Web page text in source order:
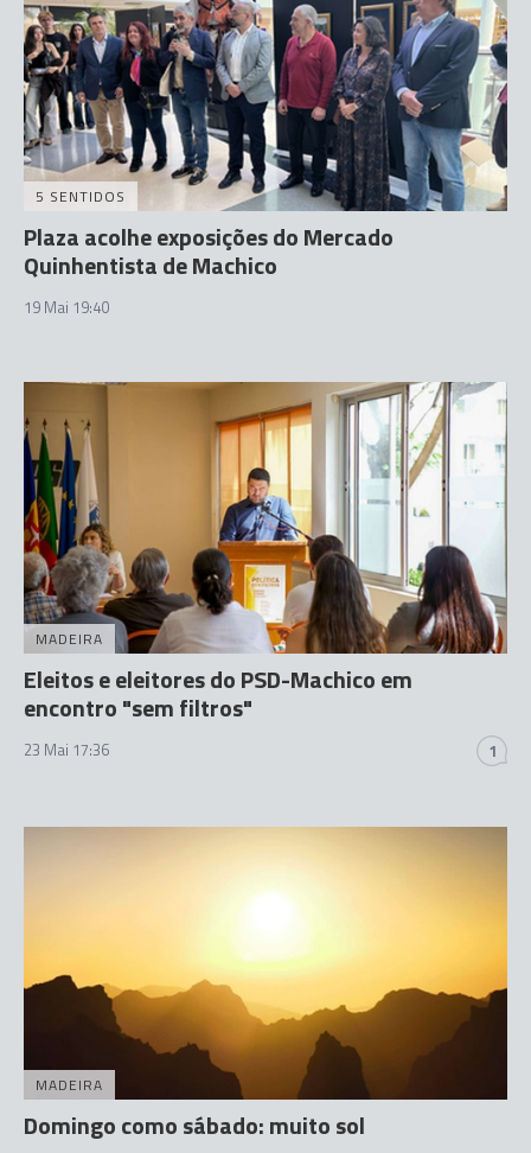
5 SENTIDOS
Plaza acolhe exposições do Mercado
Quinhentista de Machico
19 Mai 19:40
MADEIRA
Eleitos e eleitores do PSD-Machico em
encontro "sem filtros"
23 Mai 17:36 1
MADEIRA
Domingo como sábado: muito sol